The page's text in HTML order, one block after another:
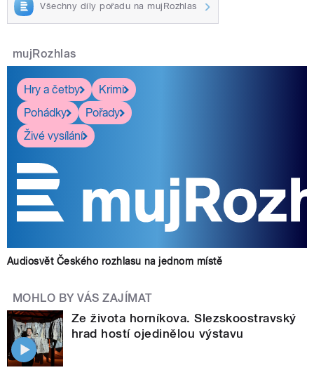
Všechny díly pořadu na mujRozhlas
mujRozhlas
Hry a četby
Krimi
Pohádky
Pořady
Živé vysílání
Audiosvět Českého rozhlasu na jednom místě
MOHLO BY VÁS ZAJÍMAT
Ze života horníkova. Slezskoostravský
hrad hostí ojedinělou výstavu